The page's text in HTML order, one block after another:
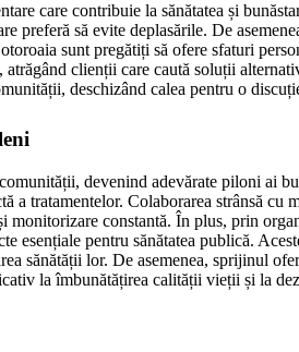
care contribuie la sănătatea și
preferă să evite deplasările. De
sunt pregătiți să ofere sfaturi
clienții care caută soluții
deschizând calea pentru o
devenind adevărate piloni ai
tratamentelor. Colaborarea strânsă
monitorizare constantă. În plus, prin
esențiale pentru sănătatea publică.
sănătății lor. De asemenea, sprijinul
la îmbunătățirea calității vieții și la